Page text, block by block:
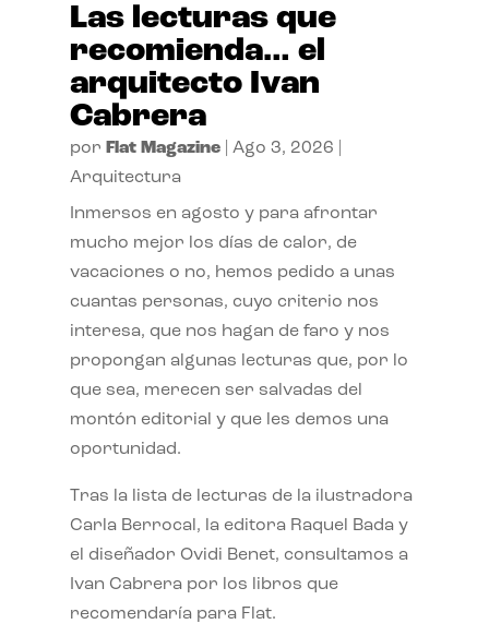
Las lecturas que
recomienda… el
arquitecto Ivan
Cabrera
por Flat Magazine| Ago 3, 2026
Arquitectura
Inmersos en agosto y para afrontar
mucho mejor los días de calor, de
vacaciones o no, hemos pedido a unas
cuantas personas, cuyo criterio nos
interesa, que nos hagan de faro y nos
propongan algunas lecturas que, por lo
que sea, merecen ser salvadas del
montón editorial y que les demos una
oportunidad.
Tras la lista de lecturas de la ilustradora
Carla Berrocal, la editora Raquel Bada y
el diseñador Ovidi Benet, consultamos a
Ivan Cabrera por los libros que
recomendaría para Flat.